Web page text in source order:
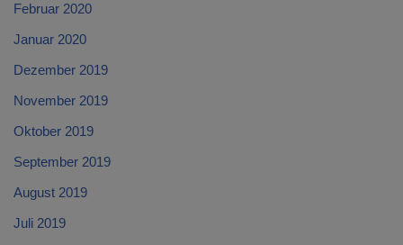
Februar 2020
Januar 2020
Dezember 2019
November 2019
Oktober 2019
September 2019
August 2019
Juli 2019